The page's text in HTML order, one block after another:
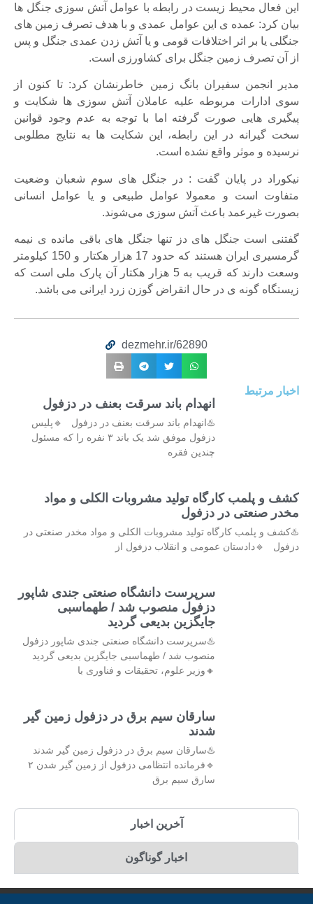
این فعال محیط زیست در رابطه با عوامل آتش سوزی جنگل ها
بیان کرد: عمده ی این عوامل عمدی و با هدف تصرف زمین های
جنگلی یا بر اثر اختلافات قومی و یا آتش زدن عمدی جنگل و پس
از آن تصرف زمین جنگل برای کشاورزی است.
مدیر انجمن سفیران بانگ زمین خاطرنشان کرد: تا کنون از
سوی ادارات مربوطه علیه عاملان آتش سوزی ها شکایت و
پیگیری هایی صورت گرفته اما با توجه به عدم وجود قوانین
سخت گیرانه در این رابطه، این شکایت ها به نتایج مطلوبی
نرسیده و موثر واقع نشده است.
نیکوراد در پایان گفت : در جنگل های سوم شعبان وضعیت
متفاوت است و معمولا عوامل طبیعی و یا عوامل انسانی
بصورت غیرعمد باعث آتش سوزی می‌شوند.
گفتنی است جنگل های دز تنها جنگل های باقی مانده ی نیمه
گرمسیری ایران هستند که حدود 17 هزار هکتار و 150 کیلومتر
وسعت دارند که قریب به 5 هزار هکتار آن پارک ملی است که
زیستگاه گونه ی در حال انقراض گوزن زرد ایرانی می باشد.
dezmehr.ir/62890
اخبار مرتبط
انهدام باند سرقت بعنف در دزفول
♨️انهدام باند سرقت بعنف در دزفول 🔹پلیس
دزفول موفق شد یک باند ۳ نفره را که مسئول
چندین فقره
کشف و پلمب کارگاه تولید مشروبات الکلی و مواد
مخدر صنعتی در دزفول
♨️کشف و پلمب کارگاه تولید مشروبات الکلی و مواد مخدر صنعتی در
دزفول 🔹دادستان عمومی و انقلاب دزفول از
سرپرست دانشگاه صنعتی جندی شاپور
دزفول منصوب شد / طهماسبی
جایگزین بدیعی گردید
♨️سرپرست دانشگاه صنعتی جندی شاپور دزفول
منصوب شد / طهماسبی جایگزین بدیعی گردید
🔸وزیر علوم، تحقیقات و فناوری با
سارقان سیم برق در دزفول زمین گیر
شدند
♨️سارقان سیم برق در دزفول زمین گیر شدند
🔹فرمانده انتظامی دزفول از زمین گیر شدن ۲
سارق سیم برق
آخرین اخبار
اخبار گوناگون